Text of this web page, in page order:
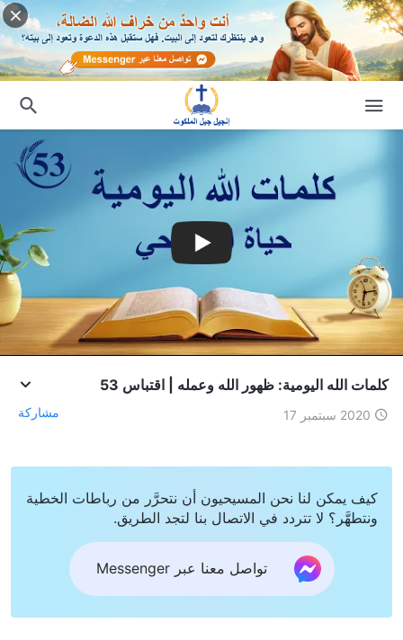
كلمات الله اليومية: ظهور الله وعمله | اقتباس 53
2020 سبتمبر 17 مشاركة
كيف يمكن لنا نحن المسيحيون أن نتحرَّر من رباطات الخطية
ونتطهَّر؟ لا تتردد في الاتصال بنا لتجد الطريق.
تواصل معنا عبر Messenger